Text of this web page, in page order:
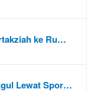
ke Ru…
Lewat Spor…